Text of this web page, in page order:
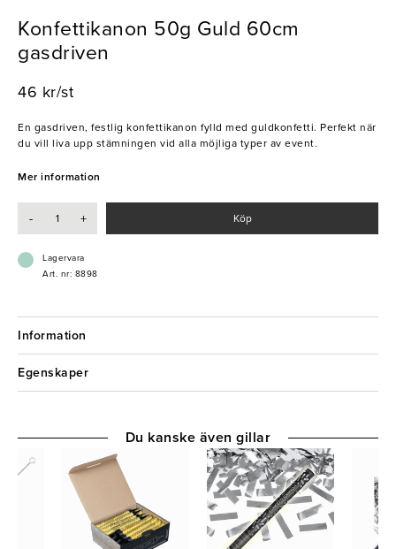
Konfettikanon 50g Guld 60cm
gasdriven
46 kr/st
En gasdriven, festlig konfettikanon fylld med guldkonfetti. Perfekt när
du vill liva upp stämningen vid alla möjliga typer av event.
Mer information
- + Köp
Lagervara
Art. nr: 8898
Information
Egenskaper
Du kanske även gillar